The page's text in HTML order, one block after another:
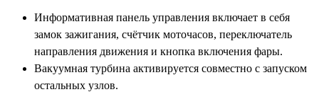
Информативная панель управления включает в себя
замок зажигания, счётчик моточасов, переключатель
направления движения и кнопка включения фары.
Вакуумная турбина активируется совместно с запуском
остальных узлов.